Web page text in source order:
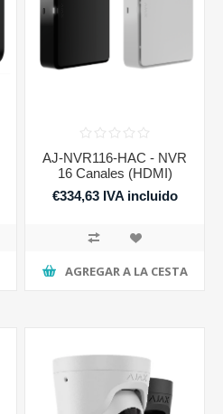
AJ-NVR116-HAC - NVR
16 Canales (HDMI)
€334,63 IVA incluido
AGREGAR A LA CESTA